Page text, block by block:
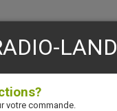
LAND
votre commande.